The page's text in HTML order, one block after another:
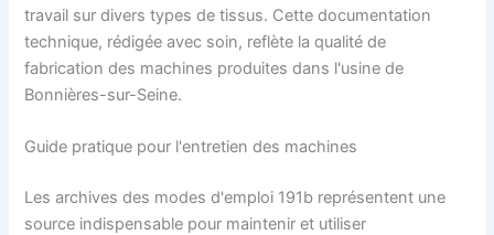
travail sur divers types de tissus. Cette documentation
technique, rédigée avec soin, reflète la qualité de
fabrication des machines produites dans l'usine de
Bonnières-sur-Seine.
Guide pratique pour l'entretien des machines
Les archives des modes d'emploi 191b représentent une
source indispensable pour maintenir et utiliser